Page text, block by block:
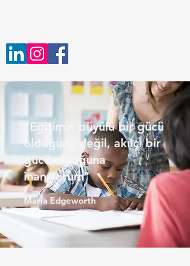
"Eğitimin büyülü bir gücü
olduğuna değil, akılcı bir
gücü olduğuna
inanıyorum"
Maria Edgeworth